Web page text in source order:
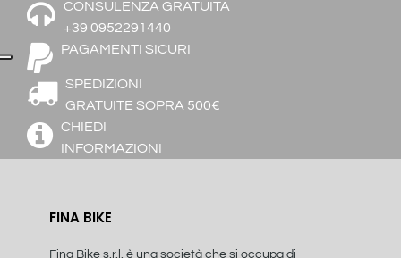
CONSULENZA GRATUITA
+39 0952291440
PAGAMENTI SICURI
SPEDIZIONI
GRATUITE SOPRA 500€
CHIEDI
INFORMAZIONI
FINA BIKE
Fina Bike s.r.l. è una società che si occupa di